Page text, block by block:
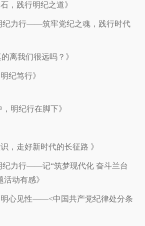
，践行明纪之道》
纪力行——筑牢党纪之魂，践行时代
的离我们很远吗？》
纪笃行》
明纪行在脚下》
，走好新时代的长征路 》
纪力行——记“筑梦现代化 奋斗兰台
活动有感》
明心见性——<中国共产党纪律处分条